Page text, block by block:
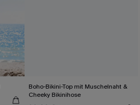
Boho-Bikini-Top mit Muschelnaht &
Cheeky Bikinihose